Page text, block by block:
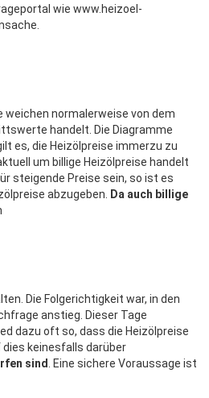
wie www.heizoel-
weichen normalerweise von dem
handelt. Die Diagramme
es, die Heizölpreise immerzu zu
um billige Heizölpreise handelt
steigende Preise sein, so ist es
abzugeben.
Da auch billige
Die Folgerichtigkeit war, in den
anstieg. Dieser Tage
dazu oft so, dass die Heizölpreise
keinesfalls darüber
sind
. Eine sichere Voraussage ist